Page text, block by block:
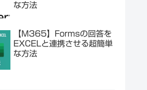
な方法
【M365】Formsの回答を
EXCELと連携させる超簡単
な方法